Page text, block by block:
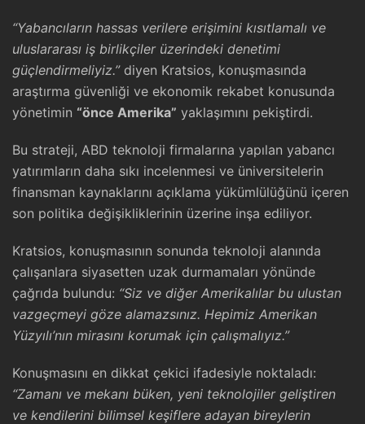
“Yabancıların hassas verilere erişimini kısıtlamalı ve
uluslararası iş birlikçiler üzerindeki denetimi
güçlendirmeliyiz.”diyen Kratsios, konuşmasında
araştırma güvenliği ve ekonomik rekabet konusunda
yönetimin “önce Amerika” yaklaşımını pekiştirdi.
Bu strateji, ABD teknoloji firmalarına yapılan yabancı
yatırımların daha sıkı incelenmesi ve üniversitelerin
finansman kaynaklarını açıklama yükümlülüğünü içeren
son politika değişikliklerinin üzerine inşa ediliyor.
Kratsios, konuşmasının sonunda teknoloji alanında
çalışanlara siyasetten uzak durmamaları yönünde
çağrıda bulundu: “Siz ve diğer Amerikalılar bu ulustan
vazgeçmeyi göze alamazsınız. Hepimiz Amerikan
Yüzyılı’nın mirasını korumak için çalışmalıyız.”
Konuşmasını en dikkat çekici ifadesiyle noktaladı:
“Zamanı ve mekanı büken, yeni teknolojiler geliştiren
ve kendilerini bilimsel keşiflere adayan bireylerin